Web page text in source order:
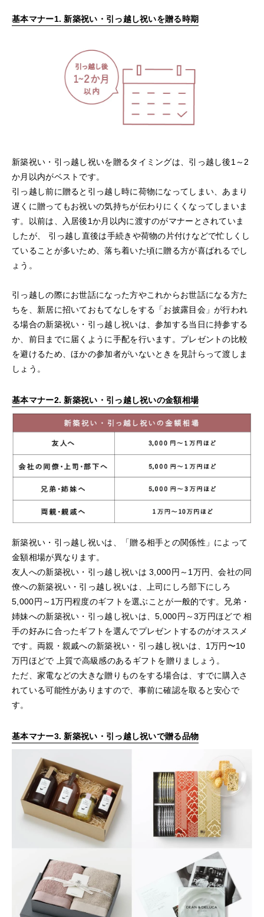
基本マナー1. 新築祝い・引っ越し祝いを贈る時期
新築祝い・引っ越し祝いを贈るタイミングは、引っ越し後1～2
か月以内がベストです。
引っ越し前に贈ると引っ越し時に荷物になってしまい、あまり
遅くに贈ってもお祝いの気持ちが伝わりにくくなってしまいま
す。以前は、入居後1か月以内に渡すのがマナーとされていま
したが、 引っ越し直後は手続きや荷物の片付けなどで忙しくし
ていることが多いため、落ち着いた頃に贈る方が喜ばれるでし
ょう。
引っ越しの際にお世話になった方やこれからお世話になる方た
ちを、新居に招いておもてなしをする「お披露目会」が行われ
る場合の新築祝い・引っ越し祝いは、参加する当日に持参する
か、前日までに届くように手配を行います。プレゼントの比較
を避けるため、ほかの参加者がいないときを見計らって渡しま
しょう。
基本マナー2. 新築祝い・引っ越し祝いの金額相場
新築祝い・引っ越し祝いは、「贈る相手との関係性」によって
金額相場が異なります。
友人への新築祝い・引っ越し祝いは 3,000円～1万円、会社の同
僚への新築祝い・引っ越し祝いは、上司にしろ部下にしろ
5,000円～1万円程度のギフトを選ぶことが一般的です。兄弟・
姉妹への新築祝い・引っ越し祝いは、5,000円～3万円ほどで 相
手の好みに合ったギフトを選んでプレゼントするのがオススメ
です。両親・親戚への新築祝い・引っ越し祝いは、1万円〜10
万円ほどで 上質で高級感のあるギフトを贈りましょう。
ただ、家電などの大きな贈りものをする場合は、すでに購入さ
れている可能性がありますので、事前に確認を取ると安心で
す。
基本マナー3. 新築祝い・引っ越し祝いで贈る品物